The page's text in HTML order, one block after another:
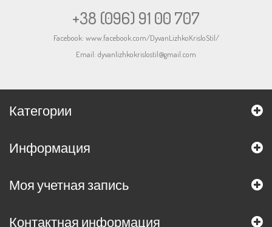
+38 (096) 91 00 707
Facebook: www.facebook.com/DyvanLizhkoKrisloStil/
Email: dyvanlizhkokrislostil@gmail.com
Категории
Информация
Моя учетная запись
Контактная информация